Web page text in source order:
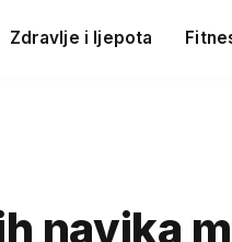
Zdravlje i ljepota
navika